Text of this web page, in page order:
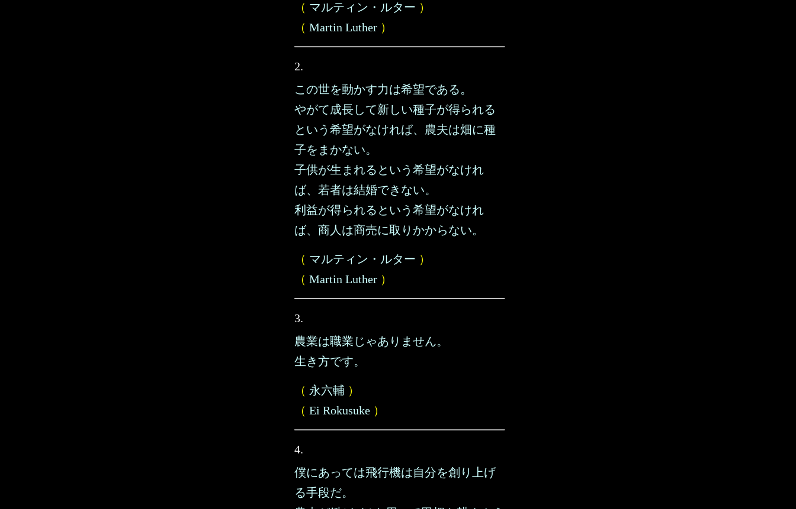
（ マルティン・ルター ）
（ Martin Luther ）
2.
この世を動かす力は希望である。
やがて成長して新しい種子が得られる
という希望がなければ、農夫は畑に種
子をまかない。
子供が生まれるという希望がなけれ
ば、若者は結婚できない。
利益が得られるという希望がなけれ
ば、商人は商売に取りかからない。
（ マルティン・ルター ）
（ Martin Luther ）
3.
農業は職業じゃありません。
生き方です。
（ 永六輔 ）
（ Ei Rokusuke ）
4.
僕にあっては飛行機は自分を創り上げ
る手段だ。